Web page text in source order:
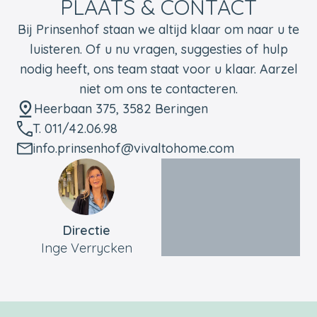
PLAATS & CONTACT
Bij Prinsenhof staan ​​we altijd klaar om naar u te
luisteren. Of u nu vragen, suggesties of hulp
nodig heeft, ons team staat voor u klaar. Aarzel
niet om ons te contacteren.
Heerbaan 375, 3582 Beringen
T. 011/42.06.98
info.prinsenhof@vivaltohome.com
Directie
Inge Verrycken